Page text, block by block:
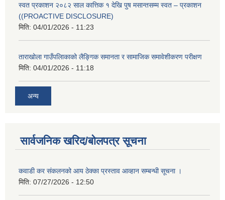
स्वत प्रकाशन २०८२ साल कात्तिक १ देखि पुष मसान्तसम्म स्वत – प्रकाशन
((PROACTIVE DISCLOSURE)
मिति: 04/01/2026 - 11:23
ताराखोला गाउँपलािकाको लैङ्गिक समानता र सामाजिक समावेशीकरण परीक्षण
मिति: 04/01/2026 - 11:18
अन्य
सार्वजनिक खरिद/बोलपत्र सूचना
कवाडी कर संकलनको आय ठेक्का प्रस्ताव आव्हान सम्बन्धी सूचना ।
मिति: 07/27/2026 - 12:50